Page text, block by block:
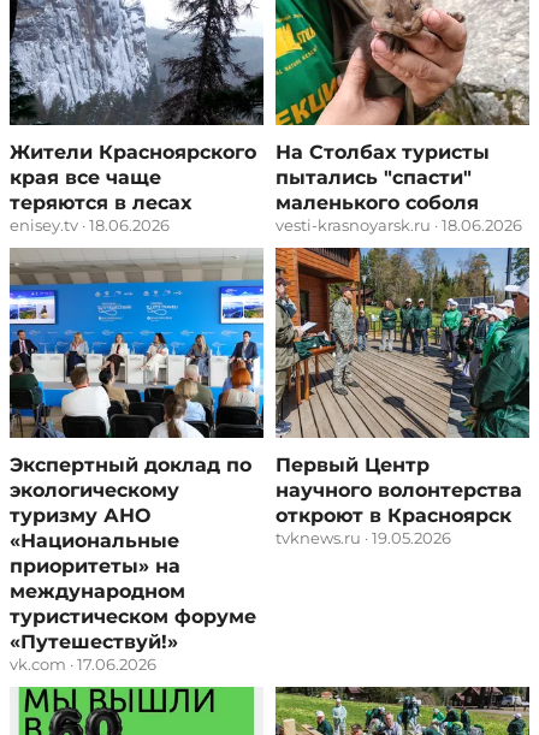
Жители Красноярского
края все чаще
теряются в лесах
enisey.tv · 18.06.2026
На Столбах туристы
пытались "спасти"
маленького соболя
vesti-krasnoyarsk.ru · 18.06.2026
Экспертный доклад по
экологическому
туризму АНО
«Национальные
приоритеты» на
международном
туристическом форуме
«Путешествуй!»
vk.com · 17.06.2026
Первый Центр
научного волонтерства
откроют в Красноярск
tvknews.ru · 19.05.2026